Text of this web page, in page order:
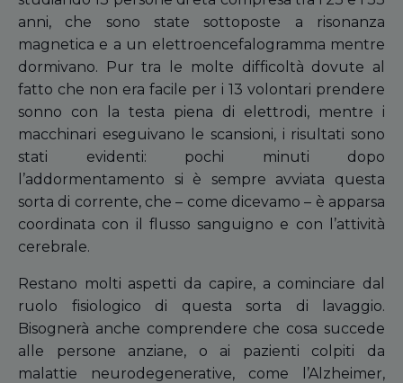
anni, che sono state sottoposte a risonanza
magnetica e a un elettroencefalogramma mentre
dormivano. Pur tra le molte difficoltà dovute al
fatto che non era facile per i 13 volontari prendere
sonno con la testa piena di elettrodi, mentre i
macchinari eseguivano le scansioni, i risultati sono
stati evidenti: pochi minuti dopo
l’addormentamento si è sempre avviata questa
sorta di corrente, che – come dicevamo – è apparsa
coordinata con il flusso sanguigno e con l’attività
cerebrale.
Restano molti aspetti da capire, a cominciare dal
ruolo fisiologico di questa sorta di lavaggio.
Bisognerà anche comprendere che cosa succede
alle persone anziane, o ai pazienti colpiti da
malattie neurodegenerative, come l’Alzheimer,